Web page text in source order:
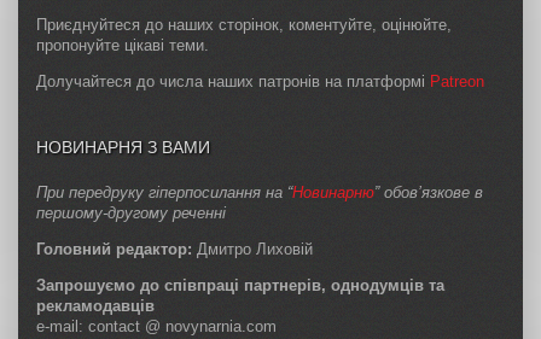
Приєднуйтеся до наших сторінок, коментуйте, оцінюйте,
пропонуйте цікаві теми.
Долучайтеся до числа наших патронів на платформі Patreon
НОВИНАРНЯ З ВАМИ
При передруку гіперпосилання на “Новинарню” обов’язкове в
першому-другому реченні
Головний редактор: Дмитро Лиховій
Запрошуємо до співпраці партнерів, однодумців та
рекламодавців
e-mail: contact @ novynarnia.com